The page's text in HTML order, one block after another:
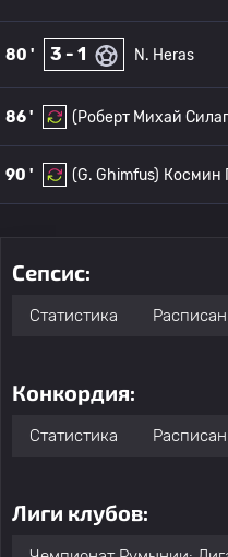
80 ' 3 - 1 N. Heras
86 ' (Роберт Михай
90 ' (G. Ghimfus) Космин
Сепсис:
Статистика
Конкордия:
Статистика
Лиги клубов: